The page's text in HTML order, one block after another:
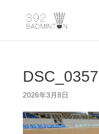
DSC_0357
2026年3月8日